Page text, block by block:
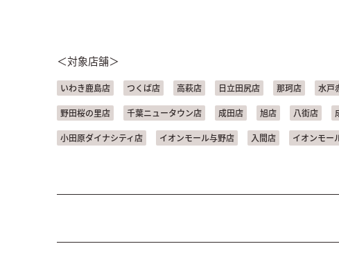
＜対象店舗＞
いわき鹿島店 つくば店 高萩店 日立田尻店 那珂店 水戸
野田桜の里店 千葉ニュータウン店 成田店 旭店 八街店
小田原ダイナシティ店 イオンモール与野店 入間店 イオンモー